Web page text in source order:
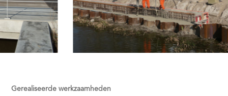
Gerealiseerde werkzaamheden